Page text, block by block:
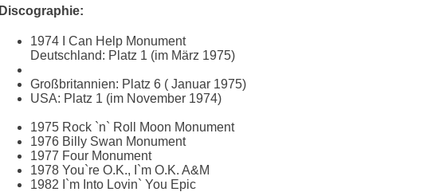
Discographie:
1974 I Can Help Monument
Deutschland: Platz 1 (im März 1975)
Großbritannien: Platz 6 ( Januar 1975)
USA: Platz 1 (im November 1974)
1975 Rock `n` Roll Moon Monument
1976 Billy Swan Monument
1977 Four Monument
1978 You`re O.K., I`m O.K. A&M
1982 I`m Into Lovin` You Epic